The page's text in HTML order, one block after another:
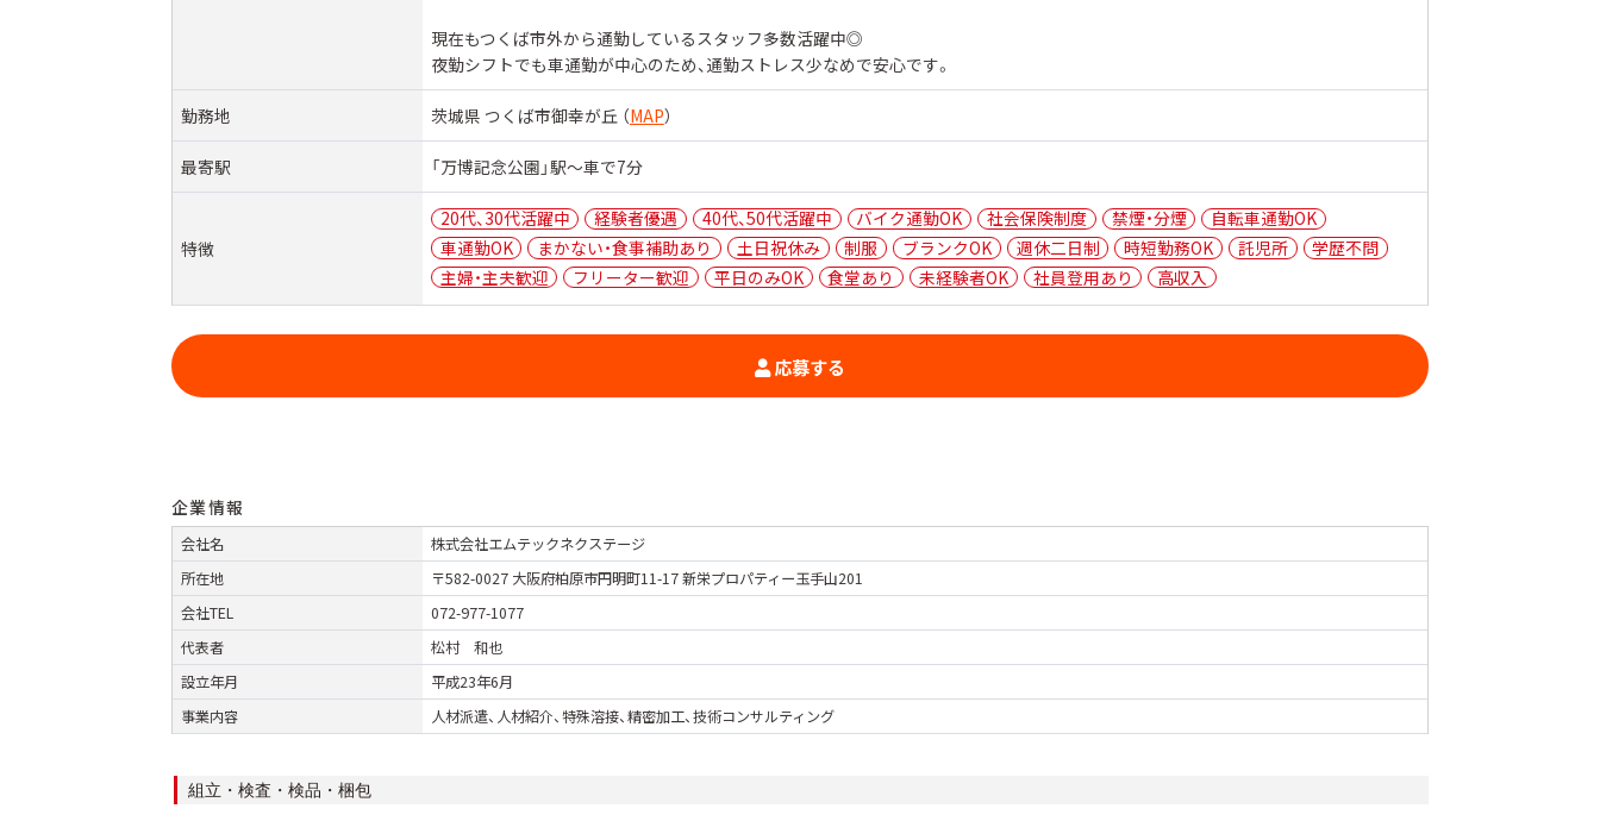
現在もつくば市外から通勤しているスタッフ多数活躍中◎
夜勤シフトでも車通勤が中心のため、通勤ストレス少なめで安心です。
勤務地 茨城県 つくば市御幸が丘 （MAP）
最寄駅 「万博記念公園」駅～車で7分
特徴
20代、30代活躍中 経験者優遇 40代、50代活躍中 バイク通勤OK 社会保険制度 禁煙・分煙
自転車通勤OK
車通勤OK
まかない・食事補助あり 土日祝休み 制服 ブランクOK 週休二日制 時短勤務OK 託児所
学歴不問
主婦・主夫歓迎
フリーター歓迎 平日のみOK 食堂あり 未経験者OK 社員登用あり 高収入
応募する
企業情報
会社名
株式会社エムテックネクステージ
所在地
〒582-0027 大阪府柏原市円明町11-17 新栄プロパティー玉手山201
会社TEL
072-977-1077
代表者
松村 和也
設立年月
平成23年6月
事業内容
人材派遣、人材紹介、特殊溶接、精密加工、技術コンサルティング
組立・検査・検品・梱包